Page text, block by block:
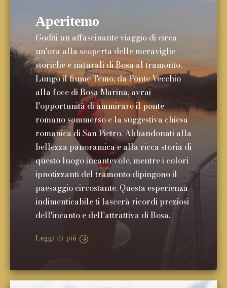
Aperitemo
Goditi un affascinante viaggio di circa
un'ora alla scoperta delle meraviglie
storiche e naturali di Bosa al tramonto.
Lungo il fiume Temo, da Ponte Vecchio
alla foce di Bosa Marina, avrai
l'opportunità di ammirare il ponte
romano sommerso e la suggestiva chiesa
romanica di San Pietro. Abbandonati alla
bellezza panoramica e alla ricca storia di
questo luogo incantevole, mentre i colori
ipnotizzanti del tramonto dipingono il
paesaggio circostante. Questa esperienza
indimenticabile ti lascerà ricordi preziosi
dell'incanto e dell'attrattiva di Bosa.
Leggi di più